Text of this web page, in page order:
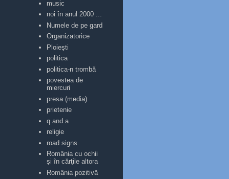
music
noi în anul 2000 ...
Numele de pe gard
Organizatorice
Ploieşti
politica
politica-n trombă
povestea de
miercuri
presa (media)
prietenie
q and a
religie
road signs
România cu ochii
şi în cărţile altora
România pozitivă